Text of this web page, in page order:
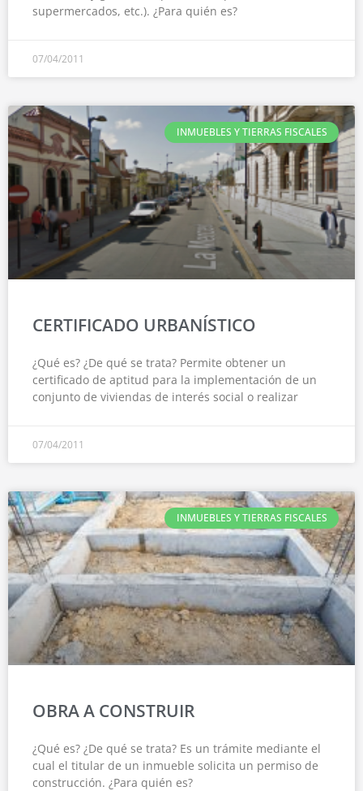
supermercados, etc.). ¿Para quién es?
07/04/2011
INMUEBLES Y TIERRAS FISCALES
CERTIFICADO URBANÍSTICO
¿Qué es? ¿De qué se trata? Permite obtener un
certificado de aptitud para la implementación de un
conjunto de viviendas de interés social o realizar
07/04/2011
INMUEBLES Y TIERRAS FISCALES
OBRA A CONSTRUIR
¿Qué es? ¿De qué se trata? Es un trámite mediante el
cual el titular de un inmueble solicita un permiso de
construcción. ¿Para quién es?